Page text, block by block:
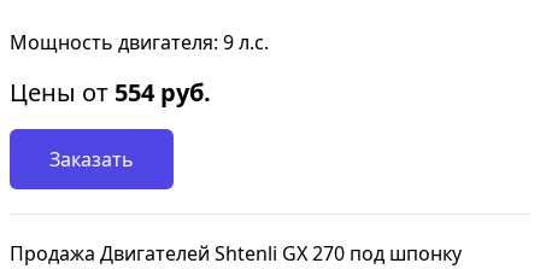
Мощность двигателя: 9 л.с.
Цены от 554 руб.
Заказать
Продажа Двигателей Shtenli GX 270 под шпонку